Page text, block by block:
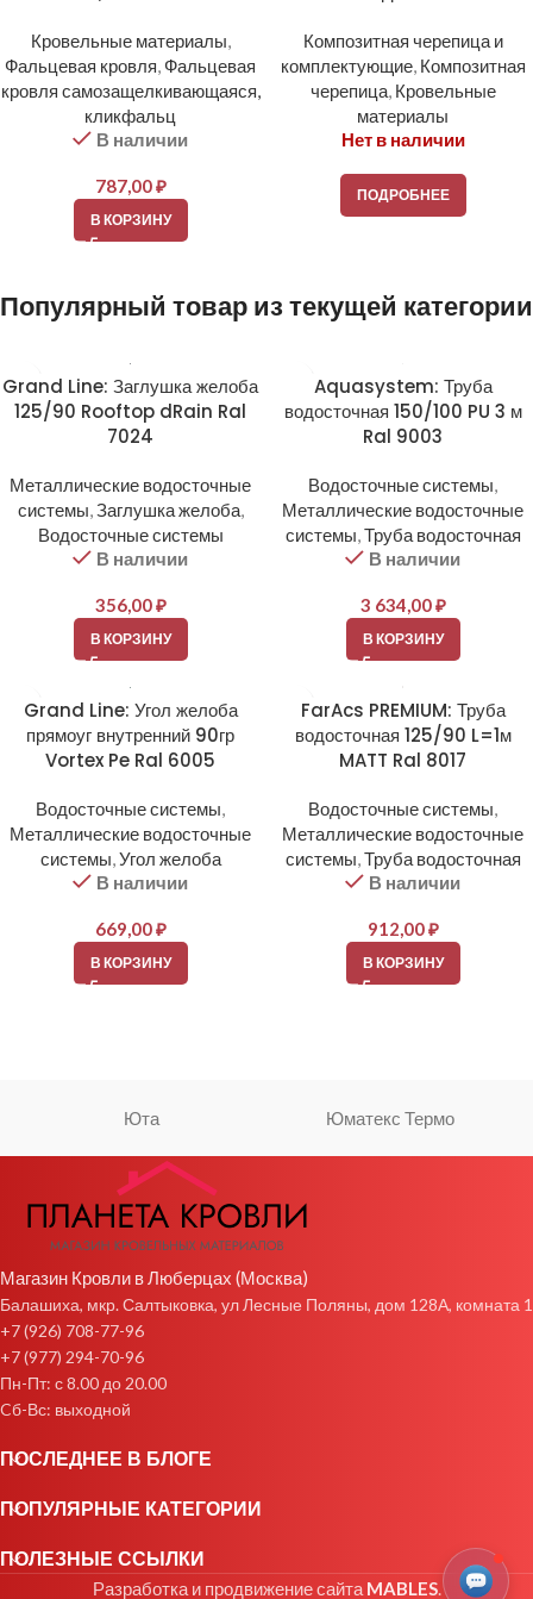
Кровельные материалы,
Фальцевая кровля, Фальцевая
кровля самозащелкивающаяся,
кликфальц
В наличии
787,00₽
В КОРЗИНУ
Композитная черепица и
комплектующие, Композитная
черепица, Кровельные
материалы
Нет в наличии
ПОДРОБНЕЕ
Популярный товар из текущей категории
Grand Line: Заглушка желоба
125/90 Rooftop dRain Ral
7024
Металлические водосточные
системы,Заглушка желоба,
Водосточные системы
В наличии
356,00₽
В КОРЗИНУ
Aquasystem: Труба
водосточная 150/100 PU 3 м
Ral 9003
Водосточные системы,
Металлические водосточные
системы,Труба водосточная
В наличии
3 634,00₽
В КОРЗИНУ
Grand Line: Угол желоба
прямоуг внутренний 90гр
Vortex Pe Ral 6005
Водосточные системы,
Металлические водосточные
системы,Угол желоба
В наличии
669,00₽
В КОРЗИНУ
FarAcs PREMIUM: Труба
водосточная 125/90 L=1м
MATT Ral 8017
Водосточные системы,
Металлические водосточные
системы,Труба водосточная
В наличии
912,00₽
В КОРЗИНУ
Юта Юматекс Термо
Магазин Кровли в Люберцах (Москва)
Балашиха, мкр. Салтыковка, ул Лесные Поляны, дом 128А, комната 1
+7 (926) 708-77-96
+7 (977) 294-70-96
Пн-Пт: с 8.00 до 20.00
Cб-Вс: выходной
ПОСЛЕДНЕЕ В БЛОГЕ
ПОПУЛЯРНЫЕ КАТЕГОРИИ
ПОЛЕЗНЫЕ ССЫЛКИ
Разработка и продвижение сайтаMABLES.